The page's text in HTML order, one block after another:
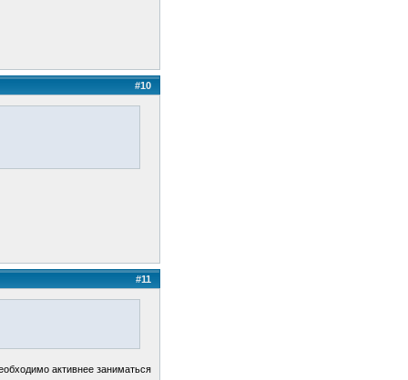
#10
#11
активнее заниматься